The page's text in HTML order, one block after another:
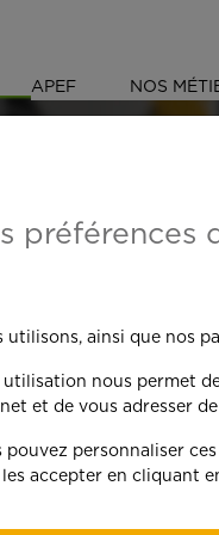
APEF NOS
est
préférences
utilisons, ainsi que nos
utilisation nous permet
et de vous adresser
pouvez personnaliser
les accepter en cliquant